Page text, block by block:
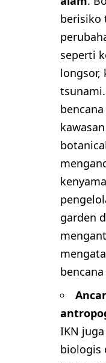
berisiko
seperti
longsor,
garden
IKN
biologis